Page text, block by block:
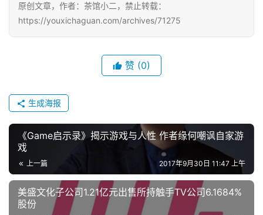
站
中
原创文章，作者：茶馆小二，禁止转载：
https://youxichaguan.com/archives/71275
赞 (0)
生成海报
《Game启示录》揭示游戏与人性 作者缘何嘲讽自家游
戏
上一篇 2017年9月30日 11:47 上午
美盛文化子公司1.21亿元出售所持触手TV公司6.1684%
股份